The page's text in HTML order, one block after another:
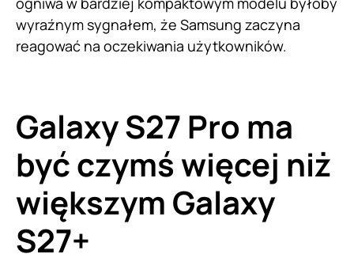
wyraźnym sygnałem, że Samsung zaczyna
reagować na oczekiwania użytkowników.
Galaxy S27 Pro ma
być czymś więcej niż
większym Galaxy
S27+